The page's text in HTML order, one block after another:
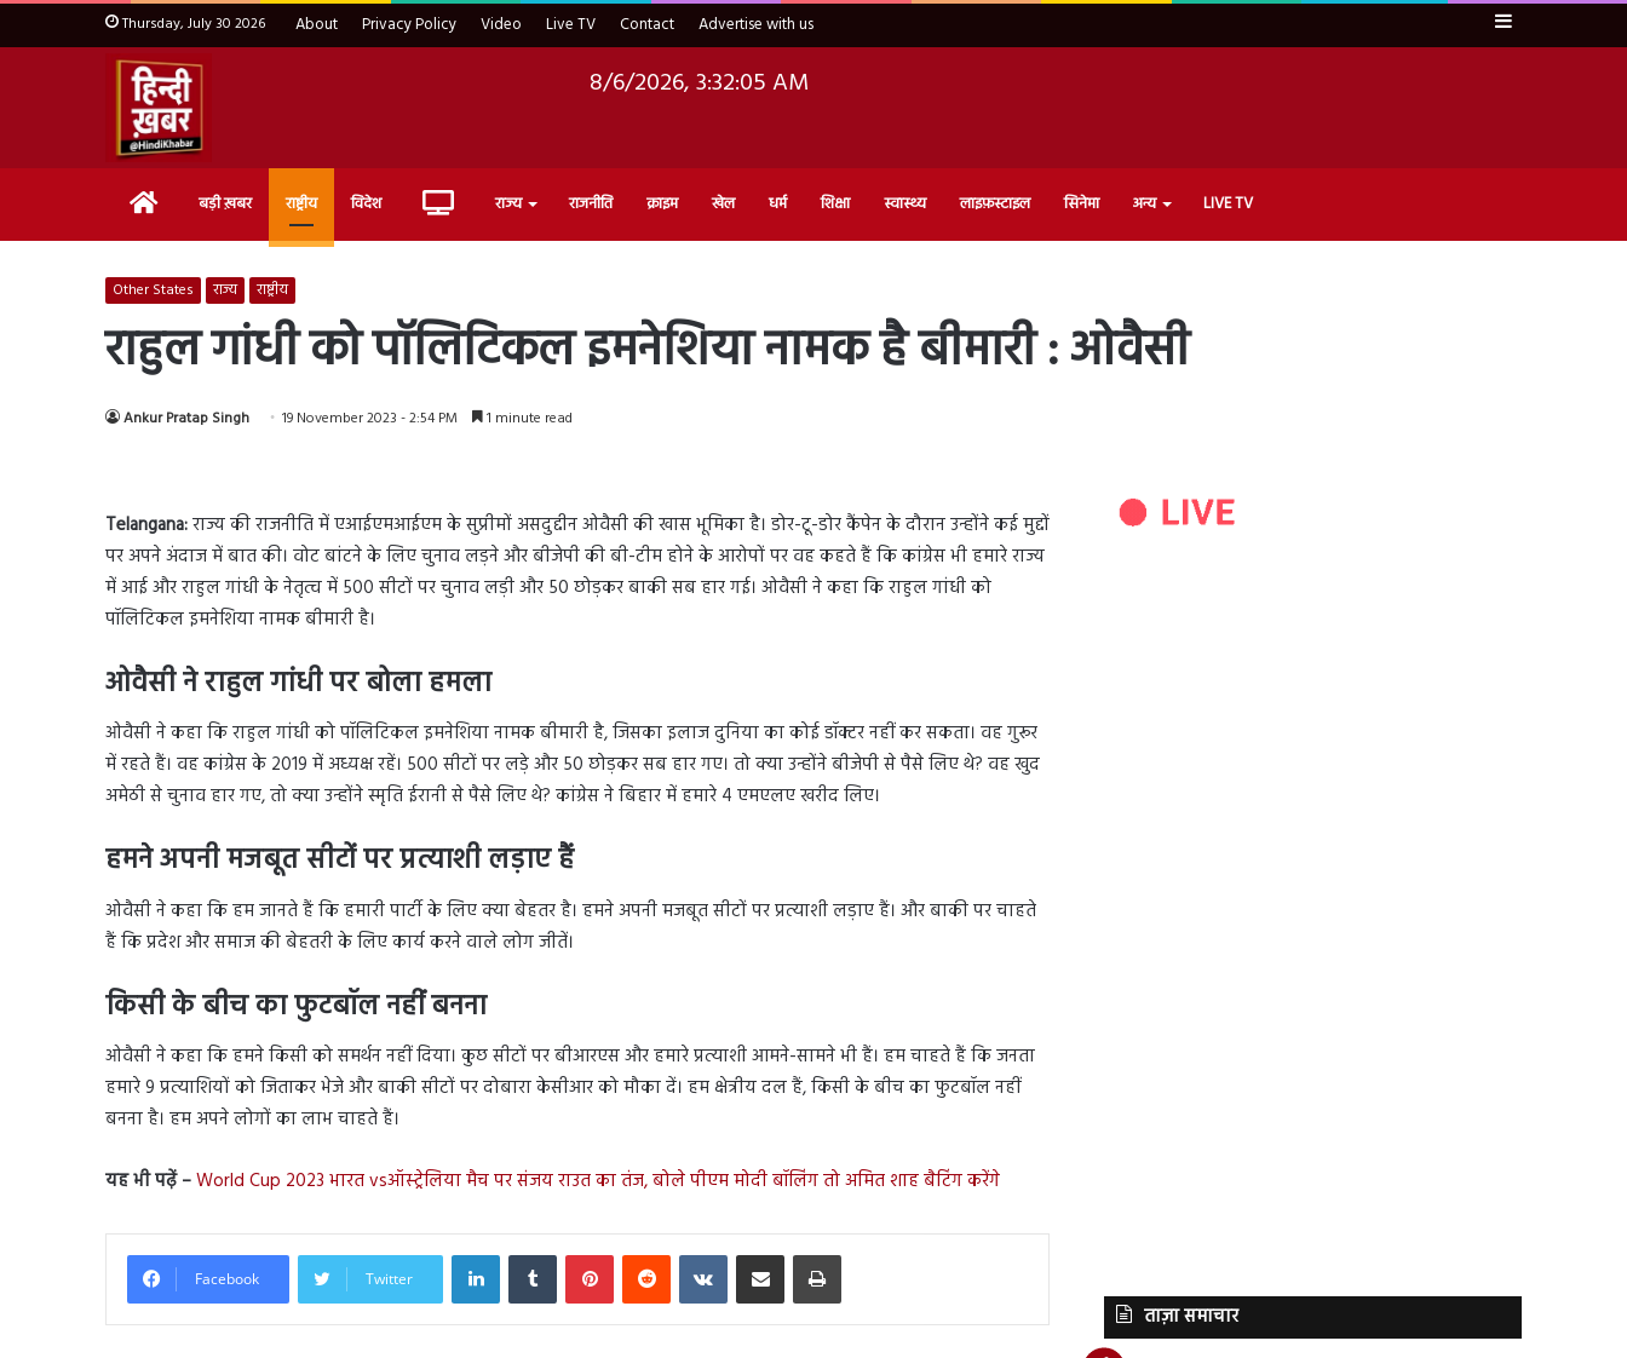
Thursday, July 30 2026 About Privacy Policy Video Live TV Contact Advertise with us Sidebar
8/6/2026, 3:32:07 AM
Home बड़ी ख़बर राष्ट्रीय विदेश Live राज्य राजनीति क्राइम खेल धर्म शिक्षा स्वास्थ्य लाइफ़स्टाइल सिनेमा अन्य LIVE TV
Other States राज्य राष्ट्रीय
राहुल गांधी को पॉलिटिकल इमनेशिया नामक है बीमारी : ओवैसी
Ankur Pratap Singh 19 November 2023 - 2:54 PM 1 minute read
Telangana:राज्य की राजनीति में एआईएमआईएम के सुप्रीमों असदुद्दीन ओवैसी की खास भूमिका है। डोर-टू-डोर कैंपेन के दौरान उन्होंने कई मुद्दों
पर अपने अंदाज में बात की। वोट बांटने के लिए चुनाव लड़ने और बीजेपी की बी-टीम होने के आरोपों पर वह कहते हैं कि कांग्रेस भी हमारे राज्य
में आई और राहुल गांधी के नेतृत्व में 500 सीटों पर चुनाव लड़ी और 50 छोड़कर बाकी सब हार गई। ओवैसी ने कहा कि राहुल गांधी को
पॉलिटिकल इमनेशिया नामक बीमारी है।
ओवैसी ने राहुल गांधी पर बोला हमला
ओवैसी ने कहा कि राहुल गांधी को पॉलिटिकल इमनेशिया नामक बीमारी है, जिसका इलाज दुनिया का कोई डॉक्टर नहीं कर सकता। वह गुरूर
में रहते हैं। वह कांग्रेस के 2019 में अध्यक्ष रहें। 500 सीटों पर लड़े और 50 छोड़कर सब हार गए। तो क्या उन्होंने बीजेपी से पैसे लिए थे? वह खुद
अमेठी से चुनाव हार गए, तो क्या उन्होंने स्मृति ईरानी से पैसे लिए थे? कांग्रेस ने बिहार में हमारे 4 एमएलए खरीद लिए।
हमने अपनी मजबूत सीटों पर प्रत्याशी लड़ाए हैं
ओवैसी ने कहा कि हम जानते हैं कि हमारी पार्टी के लिए क्या बेहतर है। हमने अपनी मजबूत सीटों पर प्रत्याशी लड़ाए हैं। और बाकी पर चाहते
हैं कि प्रदेश और समाज की बेहतरी के लिए कार्य करने वाले लोग जीतें।
किसी के बीच का फुटबॉल नहीं बनना
ओवैसी ने कहा कि हमने किसी को समर्थन नहीं दिया। कुछ सीटों पर बीआरएस और हमारे प्रत्याशी आमने-सामने भी हैं। हम चाहते हैं कि जनता
हमारे 9 प्रत्याशियों को जिताकर भेजे और बाकी सीटों पर दोबारा केसीआर को मौका दें। हम क्षेत्रीय दल हैं, किसी के बीच का फुटबॉल नहीं
बनना है। हम अपने लोगों का लाभ चाहते हैं।
यह भी पढ़ें –World Cup 2023 भारत vsऑस्ट्रेलिया मैच पर संजय राउत का तंज, बोले पीएम मोदी बॉलिंग तो अमित शाह बैटिंग करेंगे
Facebook Twitter
LinkedInTumblr PinterestReddit VKontakteShare via Email Print
ताज़ा समाचार